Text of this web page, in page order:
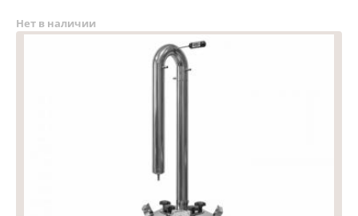
Нет в наличии